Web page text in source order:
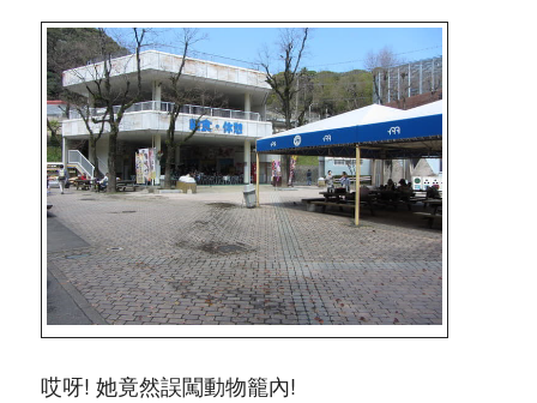
哎呀! 她竟然誤闖動物籠內!